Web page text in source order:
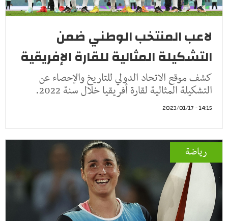
لاعب المنتخب الوطني ضمن
التشكيلة المثالية للقارة الإفريقية
كشف موقع الاتحاد الدولي للتاريخ والإحصاء عن
التشكيلة المثالية لقارة أفريقيا خلال سنة 2022.
14:15 - 2023/01/17
رياضة